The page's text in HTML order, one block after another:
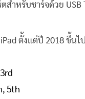
ำหรับชาร์จด้วย USB
ตั้งแต่ปี 2018 ขึ้นไ
5th